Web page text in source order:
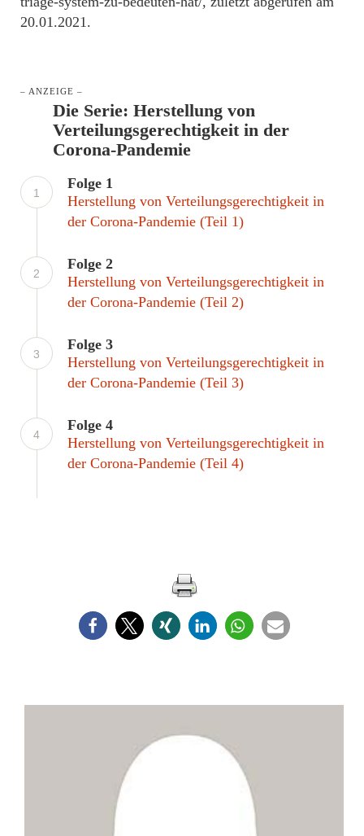
20.01.2021.
– ANZEIGE –
Die Serie: Herstellung von
Verteilungsgerechtigkeit in der
Corona-Pandemie
1
Folge 1
Herstellung von Verteilungsgerechtigkeit in
der Corona-Pandemie (Teil 1)
2
Folge 2
Herstellung von Verteilungsgerechtigkeit in
der Corona-Pandemie (Teil 2)
3
Folge 3
Herstellung von Verteilungsgerechtigkeit in
der Corona-Pandemie (Teil 3)
4
Folge 4
Herstellung von Verteilungsgerechtigkeit in
der Corona-Pandemie (Teil 4)